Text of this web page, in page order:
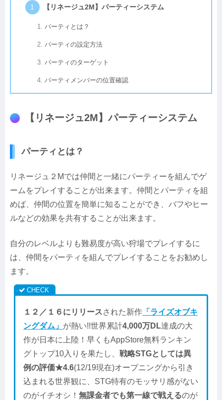
【リネージュ2M】パーティーシステム
パーティとは？
パーティの設定方法
パーティのターゲット
パーティメンバーの位置確認
【リネージュ2M】パーティーシステム
パーティとは？
リネージュ２Mでは仲間と一緒にパーティーを組んでゲ
ームをプレイすることが出来ます。仲間とパーティを組
めば、仲間の位置を簡単に知ることができ、バフやヒー
ルなどの効果を共有することが出来ます。
自分のレベルよりも難易度が高い狩場でプレイするに
は、仲間をパーティを組んでプレイすることをお勧めし
ます。
１２／１６にリリースされた新作 「ライズオブキ
ングダム」 が熱い!!世界累計4,000万DL達成の大
作が日本に上陸！早くもAppStore無料ランキン
グトップ10入りを果たし、戦略STGとしては異
例の評価★4.6(12/19現在)オープニングから引き
込まれる世界観に、STG特有のモッサリ感がない
のがイチオシ！無課金者でも第一線で戦えるのが